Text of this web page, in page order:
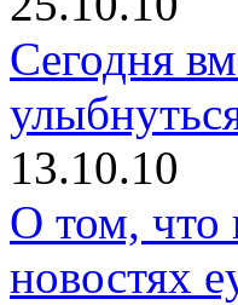
Сегодня
13.10.10
О том, что
новостях